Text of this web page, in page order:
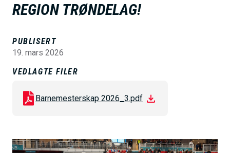
REGION TRØNDELAG!
PUBLISERT
19. mars 2026
VEDLAGTE FILER
Barnemesterskap 2026_3.pdf
B